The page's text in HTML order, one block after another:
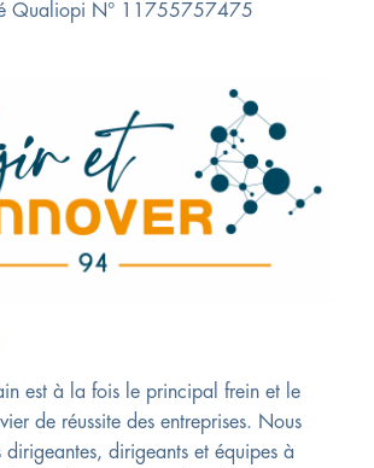
Qualiopi N° 11755757475
est à la fois le principal frein et le
de réussite des entreprises. Nous
dirigeantes, dirigeants et équipes à